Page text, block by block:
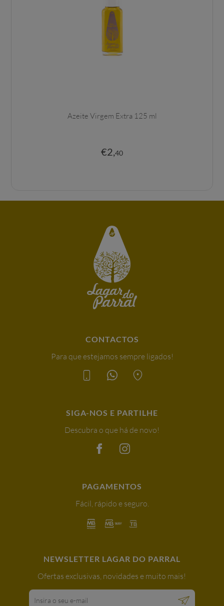
Azeite Virgem Extra 125 ml
€2,40
CONTACTOS
Para que estejamos sempre ligados!
SIGA-NOS E PARTILHE
Descubra o que há de novo!
PAGAMENTOS
Fácil, rápido e seguro.
NEWSLETTER LAGAR DO PARRAL
Ofertas exclusivas, novidades e muito mais!